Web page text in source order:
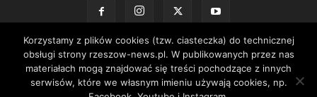
Kontakt Polityka prywatności Regulamin portalu
Korzystamy z plików cookies (tzw. ciasteczka) do technicznej
obsługi strony rzeszow-news.pl. W publikowanych przez nas
materiałach mogą znajdować się treści pochodzące z innych
serwisów, które we własnym imieniu używają cookies, np.